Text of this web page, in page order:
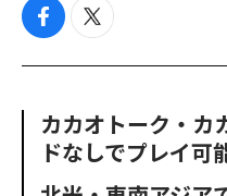
f
c
o
o
t
i
e
r
カカオトーク・カ
ドなしでプレイ可